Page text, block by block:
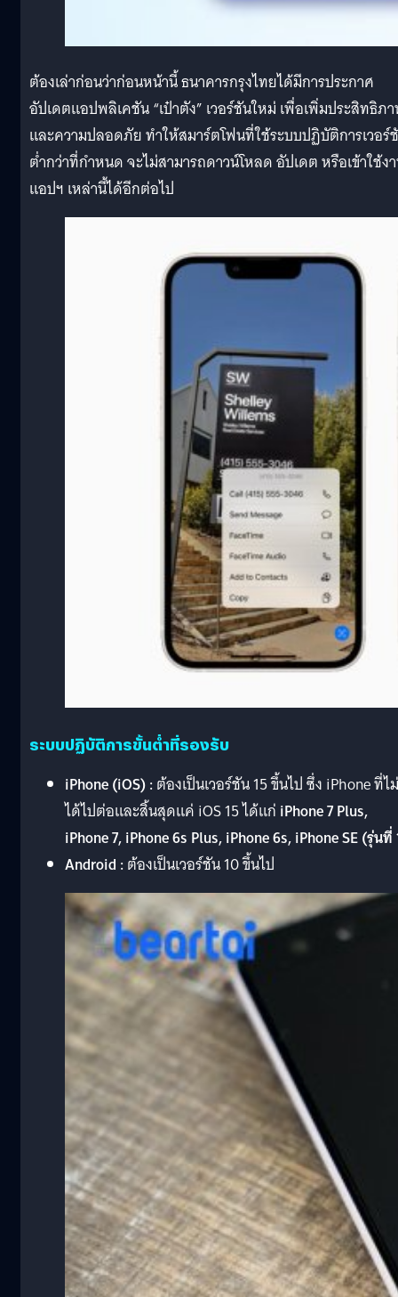
ต้องเล่าก่อนว่าก่อนหน้านี้ ธนาคารกรุงไทยได้มีการประกาศ
อัปเดตแอปพลิเคชัน “เป๋าตัง” เวอร์ชันใหม่ เพื่อเพิ่มประสิทธิภ
และความปลอดภัย ทำให้สมาร์ตโฟนที่ใช้ระบบปฏิบัติการเวอร์
ต่ำกว่าที่กำหนด จะไม่สามารถดาวน์โหลด อัปเดต หรือเข้าใช้ง
แอปฯ เหล่านี้ได้อีกต่อไป
ระบบปฏิบัติการขั้นต่ำที่รองรับ
iPhone (iOS) :ต้องเป็นเวอร์ชัน 15 ขึ้นไป ซึ่ง iPhone ที่ไม่
ได้ไปต่อและสิ้นสุดแค่ iOS 15 ได้แก่ iPhone 7 Plus,
iPhone 7, iPhone 6s Plus, iPhone 6s, iPhone SE (รุ่นที่
Android :ต้องเป็นเวอร์ชัน 10 ขึ้นไป